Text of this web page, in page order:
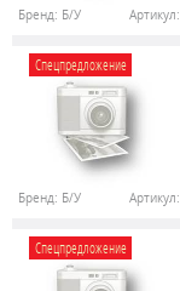
Бренд: Б/У Артикул:
Спецпредложение
Бренд: Б/У Артикул:
Спецпредложение